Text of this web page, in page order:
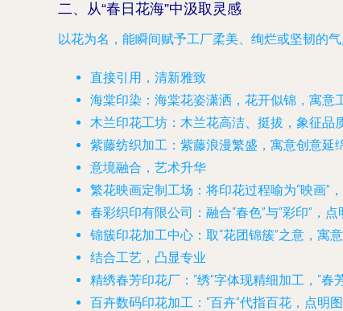
二、从“春日花海”中汲取灵感
以花为名，能瞬间赋予工厂柔美、绚烂或坚韧的
直接引用，清新雅致
海棠印染 ：海棠花姿潇洒，花开似锦，寓意
木兰印花工坊 ：木兰花高洁、挺拔，象征品
紫藤纺织加工 ：紫藤浪漫繁盛，寓意创意延
意境融合，艺术升华
繁花映画定制工场 ：将印花过程喻为“映画”
春彩织印有限公司 ：融合“春色”与“彩印”，
锦簇印花加工中心 ：取“花团锦簇”之意，寓
结合工艺，凸显专业
精绣春芳印花厂 ：“绣”字体现精细加工，“
百卉数码印花加工 ：“百卉”代指百花，点明